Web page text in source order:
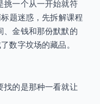
挑一个从一开始就符
题迷惑，先拆解课程
、金钱和那份默默的
数字坟场的藏品。
找的是那种一看就让